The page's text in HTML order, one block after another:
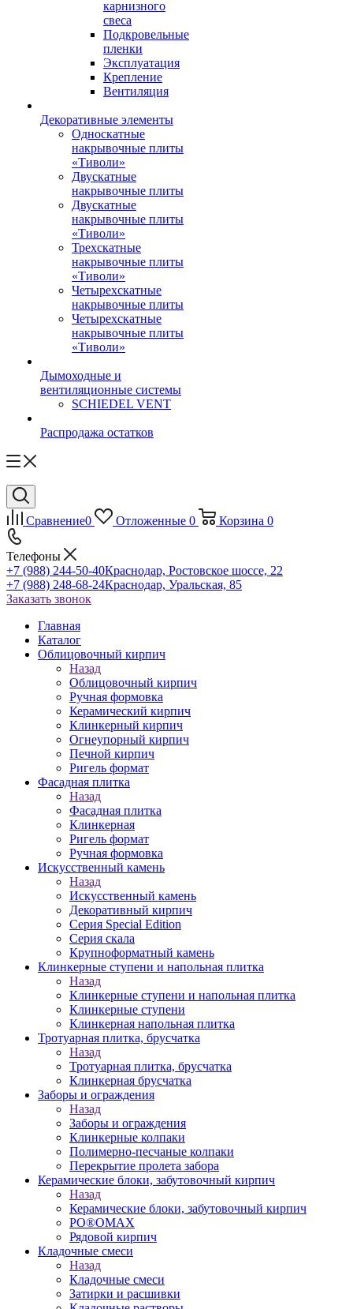
карнизного
свеса
Подкровельные
пленки
Эксплуатация
Крепление
Вентиляция
Декоративные элементы
Односкатные
накрывочные плиты
«Тиволи»
Двускатные
накрывочные плиты
Двускатные
накрывочные плиты
«Тиволи»
Трехскатные
накрывочные плиты
«Тиволи»
Четырехскатные
накрывочные плиты
Четырехскатные
накрывочные плиты
«Тиволи»
Дымоходные и
вентиляционные системы
SCHIEDEL VENT
Распродажа остатков
Сравнение0 Отложенные 0 Корзина 0
Телефоны
+7 (988) 244-50-40Краснодар, Ростовское шоссе, 22
+7 (988) 248-68-24Краснодар, Уральская, 85
Заказать звонок
Главная
Каталог
Облицовочный кирпич
Назад
Облицовочный кирпич
Ручная формовка
Керамический кирпич
Клинкерный кирпич
Огнеупорный кирпич
Печной кирпич
Ригель формат
Фасадная плитка
Назад
Фасадная плитка
Клинкерная
Ригель формат
Ручная формовка
Искусственный камень
Назад
Искусственный камень
Декоративный кирпич
Серия Special Edition
Серия скала
Крупноформатный камень
Клинкерные ступени и напольная плитка
Назад
Клинкерные ступени и напольная плитка
Клинкерные ступени
Клинкерная напольная плитка
Тротуарная плитка, брусчатка
Назад
Тротуарная плитка, брусчатка
Клинкерная брусчатка
Заборы и ограждения
Назад
Заборы и ограждения
Клинкерные колпаки
Полимерно-песчаные колпаки
Перекрытие пролета забора
Керамические блоки, забутовочный кирпич
Назад
Керамические блоки, забутовочный кирпич
PO®OMAX
Рядовой кирпич
Кладочные смеси
Назад
Кладочные смеси
Затирки и расшивки